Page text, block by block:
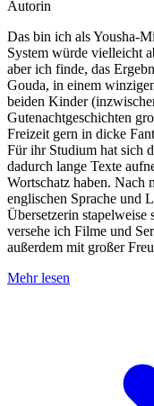
Autorin
Das bin ich als Yousha-
System würde vielleicht
aber ich finde, das
Gouda, in einem
beiden Kinder
Gutenachtgeschichten
Freizeit gern in dicke
Für ihr Studium hat sich
dadurch lange Texte
Wortschatz haben. Nach
englischen Sprache und
Übersetzerin stapelweise
versehe ich Filme und
außerdem mit großer
Mehr lesen